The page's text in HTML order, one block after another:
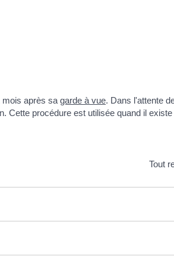
mois après sa garde à vue. Dans l'attente
Cette procédure est utilisée quand il
Tout